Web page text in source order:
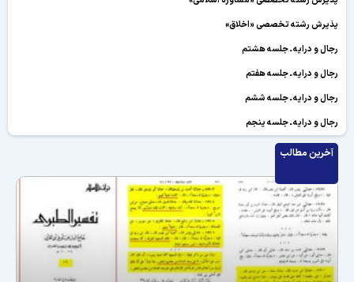
پذیرش رشته تخصصی «اخلاق»
رجال و درایه ـ جلسه هشتم
رجال و درایه ـ جلسه هفتم
رجال و درایه ـ جلسه ششم
رجال و درایه ـ جلسه پنجم
رجال و درایه ـ جلسه چهارم
رجال و درایه ـ جلسه دوم
رجال و درایه ـ جلسه اول
آخرین مطالب